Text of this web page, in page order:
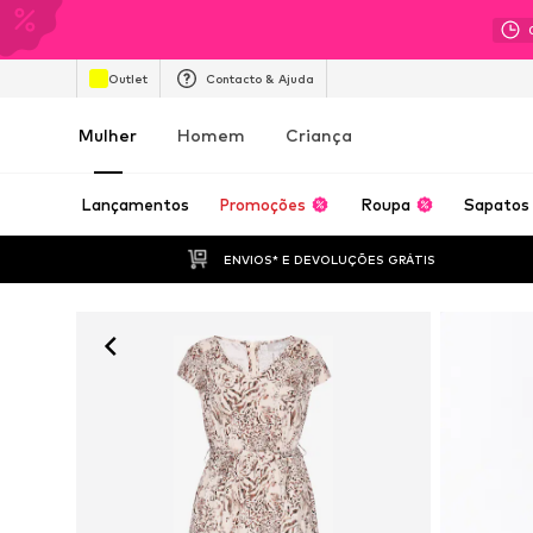
Outlet Contacto & Ajuda
Mulher Homem Criança
Lançamentos Promoções Roupa Sapatos
ENVIOS* E DEVOLUÇÕES GRÁTIS